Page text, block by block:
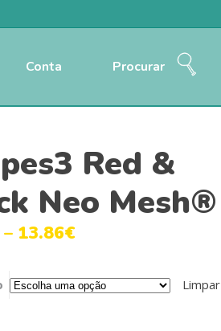
Conta Procurar
Red &
Neo Mesh®
– 13.86€
Limpar